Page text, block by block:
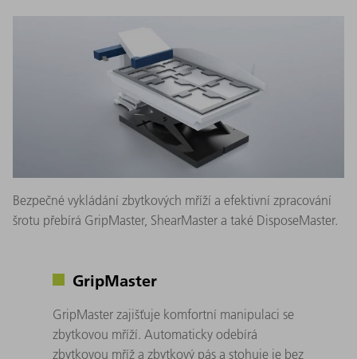
Bezpečné vykládání zbytkových mříží a efektivní zpracování
šrotu přebírá GripMaster, ShearMaster a také DisposeMaster.
GripMaster
GripMaster zajišťuje komfortní manipulaci se
zbytkovou mříží. Automaticky odebírá
zbytkovou mříž a zbytkový pás a stohuje je bez